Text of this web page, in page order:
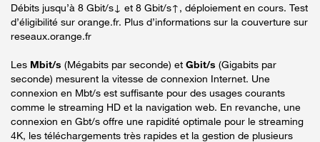
Débits jusqu’à 8 Gbit/s↓ et 8 Gbit/s↑, déploiement en cours. Test
d’éligibilité sur orange.fr. Plus d’informations sur la couverture sur
reseaux.orange.fr
Les Mbit/s (Mégabits par seconde) et Gbit/s (Gigabits par
seconde) mesurent la vitesse de connexion Internet. Une
connexion en Mbt/s est suffisante pour des usages courants
comme le streaming HD et la navigation web. En revanche, une
connexion en Gbt/s offre une rapidité optimale pour le streaming
4K, les téléchargements très rapides et la gestion de plusieurs